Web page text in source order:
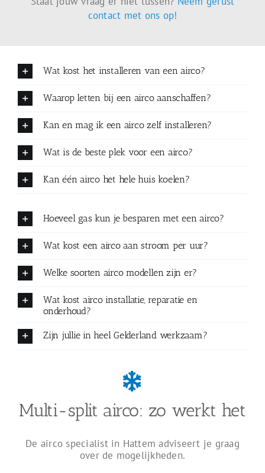
contact met ons op!
Wat kost het installeren van een airco?
Waarop letten bij een airco aanschaffen?
Kan en mag ik een airco zelf installeren?
Wat is de beste plek voor een airco?
Kan één airco het hele huis koelen?
Hoeveel gas kun je besparen met een airco?
Wat kost een airco aan stroom per uur?
Welke soorten airco modellen zijn er?
Wat kost airco installatie, reparatie en
onderhoud?
Zijn jullie in heel Gelderland werkzaam?
Multi-split airco: zo werkt het
De airco specialist in Hattem adviseert je graag
over de mogelijkheden.